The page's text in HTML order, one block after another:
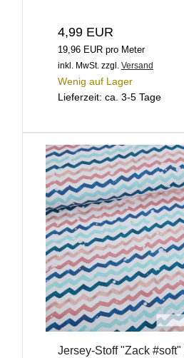
4,99 EUR
19,96 EUR pro Meter
inkl. MwSt. zzgl. Versand
Wenig auf Lager
Lieferzeit: ca. 3-5 Tage
Jersey-Stoff "Zack #soft"